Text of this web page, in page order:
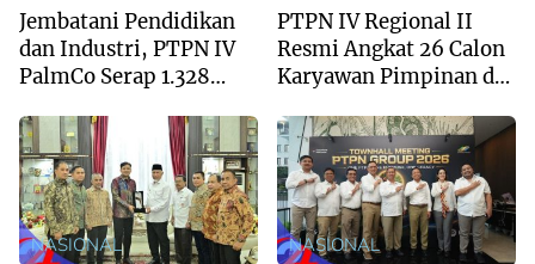
Jembatani Pendidikan
dan Industri, PTPN IV
PalmCo Serap 1.328
Tahun
PTPN IV Regional II
Resmi Angkat 26 Calon
Karyawan Pimpinan di
Operasional
NASIONAL NASIONAL